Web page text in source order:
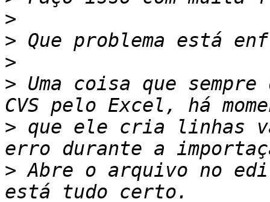
>
>
>
> Uma coisa que
> que ele cria linhas
> Abre o arquivo no